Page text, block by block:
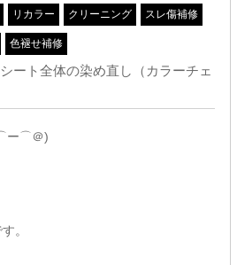
リカラー クリーニング スレ傷補修
色褪せ補修
ート全体の染め直し（カラーチェ
ー⌒＠)
。